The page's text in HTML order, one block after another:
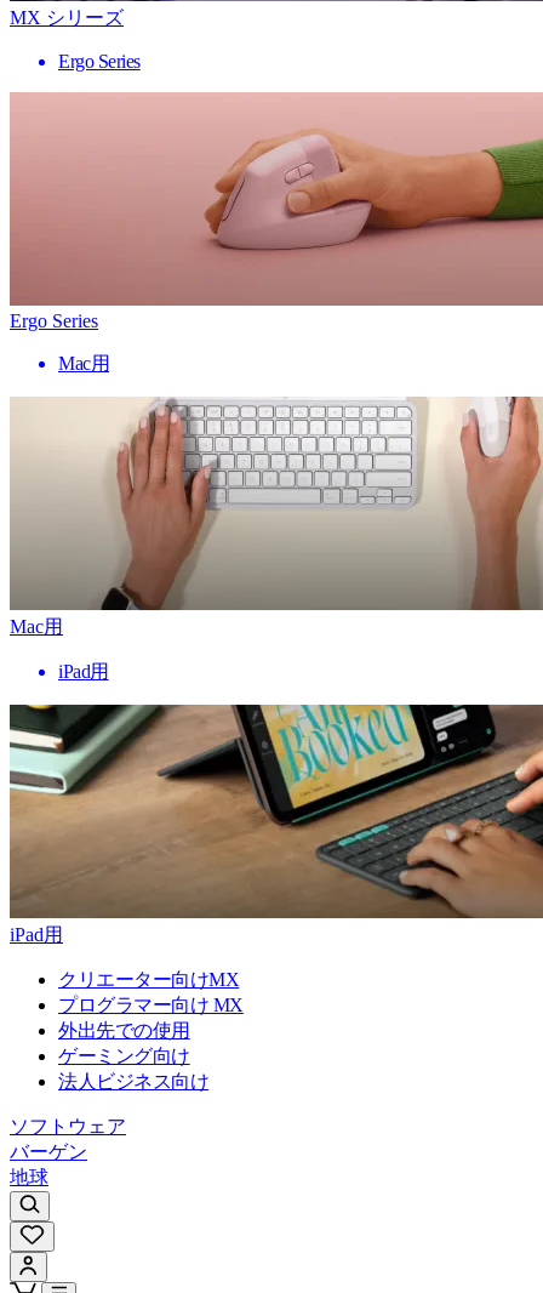
MX シリーズ
Ergo Series
Ergo Series
Mac用
Mac用
iPad用
iPad用
クリエーター向けMX
プログラマー向け MX
外出先での使用
ゲーミング向け
法人ビジネス向け
ソフトウェア
バーゲン
地球